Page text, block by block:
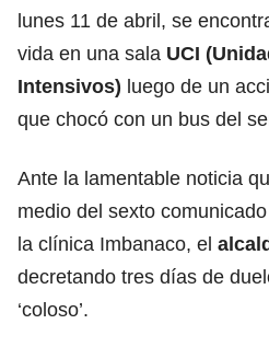
lunes 11 de abril, se
vida en una sala UCI
Intensivos) luego de un
que chocó con un bus del
Ante la lamentable noticia
medio del sexto
la clínica Imbanaco, el
decretando tres días de
‘coloso’.